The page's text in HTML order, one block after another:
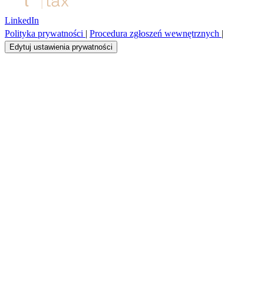
LinkedIn
Polityka prywatności | Procedura zgłoszeń wewnętrznych |
Edytuj ustawienia prywatności